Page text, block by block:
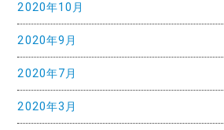
2020年10月
2020年9月
2020年7月
2020年3月